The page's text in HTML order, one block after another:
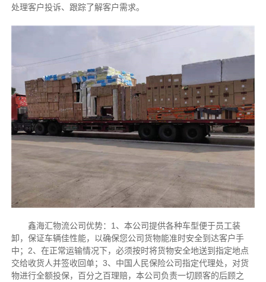
处理客户投诉、跟踪了解客户需求。
鑫海汇物流公司优势：1、本公司提供各种车型便于员工装
卸，保证车辆佳性能，以确保您公司货物能准时安全到达客户手
中；2、在正常运输情况下，必须按时将货物安全地送到指定地点
交给收货人并签收回单；3、中国人民保险公司指定代理处，对货
物进行全额投保，百分之百理赔，本公司负责一切顾客的后顾之